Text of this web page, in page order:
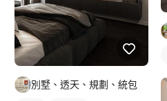
別墅、透天、規劃、統包